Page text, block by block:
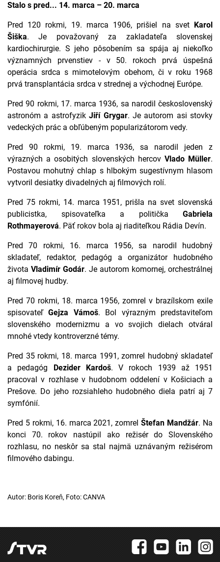
Stalo s pred... 14. marca – 20. marca
Pred 120 rokmi, 19. marca 1906, prišiel na svet
Karol
Šiška. Je považovaný za zakladateľa slovenskej
kardiochirurgie. S jeho pôsobením sa spája aj niekoľko
významných prvenstiev - v 50. rokoch prvá úspešná
operácia srdca s mimotelovým obehom, či v roku 1968
prvá transplantácia srdca v strednej a východnej Európe.
Pred 90 rokmi, 17. marca 1936, sa narodil československý
astronóm a astrofyzikJiří Grygar. Je autorom asi stovky
vedeckých prác a obľúbeným popularizátorom vedy.
Pred 90 rokmi, 19. marca 1936, sa narodil jeden z
výrazných a osobitých slovenských hercov Vlado Müller.
Postavou mohutný chlap s hlbokým sugestívnym hlasom
vytvoril desiatky divadelných aj filmových rolí.
Pred 75 rokmi, 14. marca 1951, prišla na svet slovenská
publicistka, spisovateľka a politička Gabriela
Rothmayerová. Päť rokov bola aj riaditeľkou Rádia Devín.
Pred 70 rokmi, 16. marca 1956, sa narodil hudobný
skladateľ, redaktor, pedagóg a organizátor hudobného
života Vladimír Godár. Je autorom komornej, orchestrálnej
aj filmovej hudby.
Pred 70 rokmi, 18. marca 1956, zomrel v brazílskom exile
spisovateľGejza Vámoš. Bol výrazným predstaviteľom
slovenského modernizmu a vo svojich dielach otváral
mnohé vtedy kontroverzné témy.
Pred 35 rokmi, 18. marca 1991, zomrel hudobný skladateľ
a pedagóg
Dezider Kardoš. V rokoch 1939 až 1951
pracoval v rozhlase v hudobnom oddelení v Košiciach a
Prešove. Do jeho rozsiahleho hudobného diela patrí aj 7
symfónií.
Pred 5 rokmi, 16. marca 2021, zomrelŠtefan Mandžár. Na
konci 70. rokov nastúpil ako režisér do Slovenského
rozhlasu, no neskôr sa stal najmä uznávaným režisérom
filmového dabingu.
Autor: Boris Koreň, Foto: CANVA